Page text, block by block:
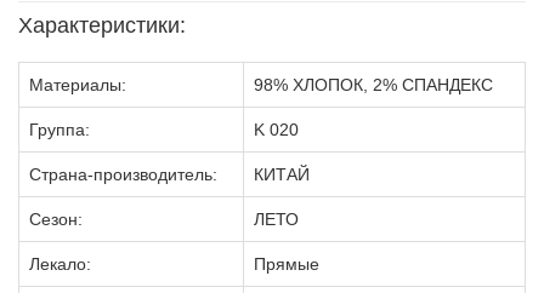
Характеристики:
Материалы: 98% ХЛОПОК, 2% СПАНДЕКС
Группа: K 020
Страна-производитель: КИТАЙ
Сезон: ЛЕТО
Лекало: Прямые